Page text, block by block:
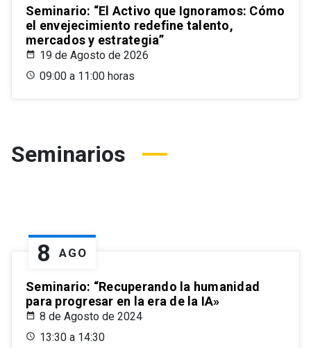
Seminario: “El Activo que Ignoramos: Cómo
el envejecimiento redefine talento,
mercados y estrategia”
19 de Agosto de 2026
09:00 a 11:00 horas
Seminarios
8 AGO
Seminario: “Recuperando la humanidad
para progresar en la era de la IA»
8 de Agosto de 2024
13:30 a 14:30